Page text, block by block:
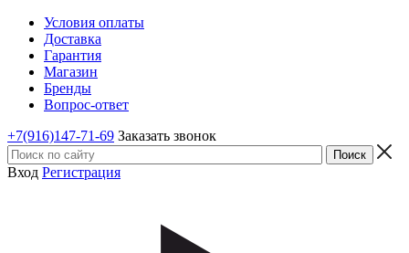
Условия оплаты
Доставка
Гарантия
Магазин
Бренды
Вопрос-ответ
+7(916)147-71-69 Заказать звонок
Вход Регистрация